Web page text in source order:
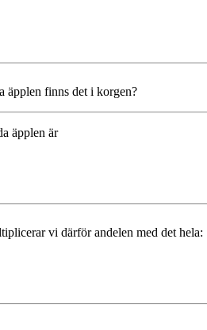
äpplen finns det i korgen?
äpplen är
vi därför andelen med det hela: